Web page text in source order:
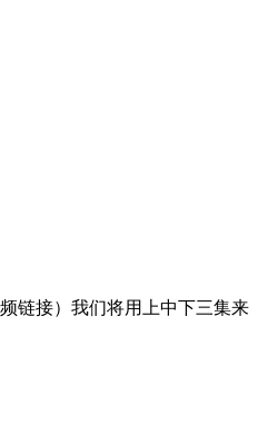
链接）我们将用上中下三集来